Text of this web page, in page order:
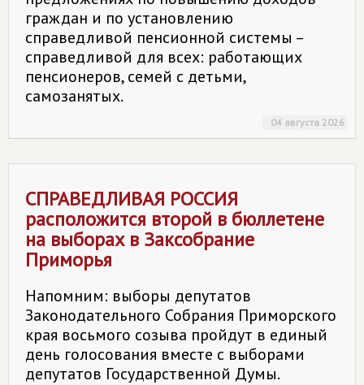
граждан и по установлению
справедливой пенсионной системы –
справедливой для всех: работающих
пенсионеров, семей с детьми,
самозанятых.
04 августа 2026
СПРАВЕДЛИВАЯ РОССИЯ
расположится второй в бюллетене
на выборах в Заксобрание
Приморья
Напомним: выборы депутатов
Законодательного Собрания Приморского
края восьмого созыва пройдут в единый
день голосования вместе с выборами
депутатов Государственной Думы.